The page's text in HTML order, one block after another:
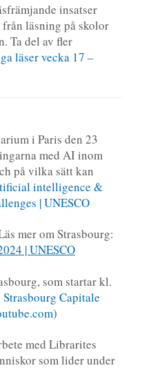
insatser
läsning på skolor
Ta del av fler
läser vecka 17 –
i Paris den 23
med AI inom
på vilka sätt kan
intelligence &
| UNESCO
mer om Strasbourg:
| UNESCO
som startar kl.
Capitale
med Librarites
som lider under